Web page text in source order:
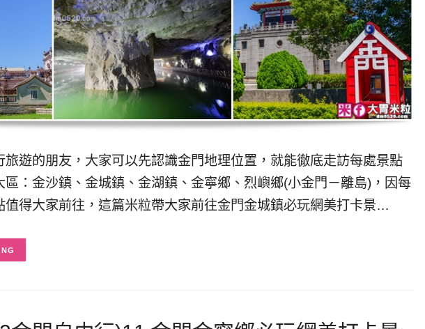
旅遊的朋友，大家可以先認識金門地理位置，就能徹底走訪每處景點
區：金沙鎮、金城鎮、金湖鎮、金寧鄉、烈嶼鄉(小金門－離島)，因每
值得大家前往，這篇米粒帶大家前往金門金城鎮必玩網美打卡景…